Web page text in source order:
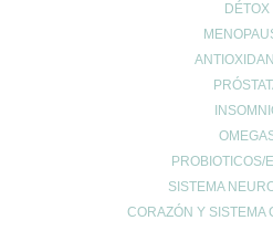
DÉTOX
PROBIOTICOS/
SISTEMA
CORAZÓN Y SISTEMA
INFO
Política de cookies
Política de envíos
Política de privacidad